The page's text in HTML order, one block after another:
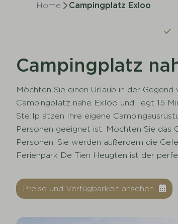
Home Campingplatz Exloo
Campingplatz
Möchten Sie einen Urlaub in der
Campingplatz nahe Exloo und liegt 15
Stellplätzen Ihre eigene
Personen geeignet ist. Möchten Sie das
Personen. Sie werden außerdem die
Ferienpark De Tien Heugten ist der
Preise und Verfügbarkeit ansehen